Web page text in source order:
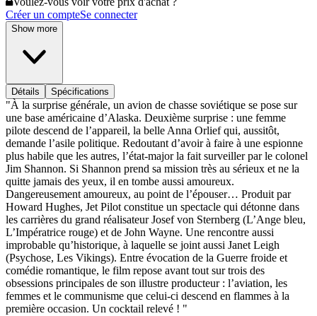
Créer un compteSe connecter
Show more
Détails Spécifications
"À la surprise générale, un avion de chasse soviétique se pose sur
une base américaine d’Alaska. Deuxième surprise : une femme
pilote descend de l’appareil, la belle Anna Orlief qui, aussitôt,
demande l’asile politique. Redoutant d’avoir à faire à une espionne
plus habile que les autres, l’état-major la fait surveiller par le colonel
Jim Shannon. Si Shannon prend sa mission très au sérieux et ne la
quitte jamais des yeux, il en tombe aussi amoureux.
Dangereusement amoureux, au point de l’épouser… Produit par
Howard Hughes, Jet Pilot constitue un spectacle qui détonne dans
les carrières du grand réalisateur Josef von Sternberg (L’Ange bleu,
L’Impératrice rouge) et de John Wayne. Une rencontre aussi
improbable qu’historique, à laquelle se joint aussi Janet Leigh
(Psychose, Les Vikings). Entre évocation de la Guerre froide et
comédie romantique, le film repose avant tout sur trois des
obsessions principales de son illustre producteur : l’aviation, les
femmes et le communisme que celui-ci descend en flammes à la
première occasion. Un cocktail relevé ! "